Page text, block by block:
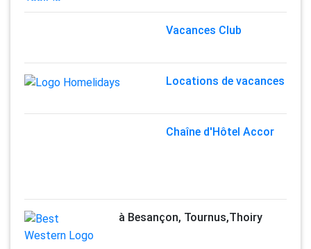
Vacances Club
Locations de vacances
Chaîne d'Hôtel Accor
à Besançon, Tournus,Thoiry